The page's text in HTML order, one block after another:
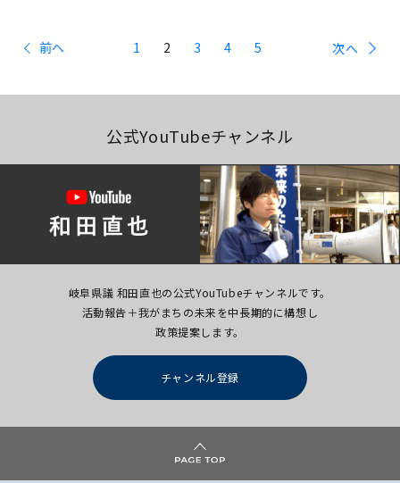
前へ 1 2 3 4 5 次へ
公式YouTubeチャンネル
岐阜県議 和田直也の公式YouTubeチャンネルです。
活動報告＋我がまちの未来を中長期的に構想し
政策提案します。
チャンネル登録